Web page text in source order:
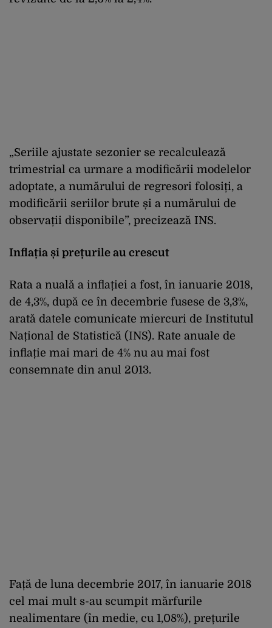
„Seriile ajustate sezonier se recalculează
trimestrial ca urmare a modificării modelelor
adoptate, a numărului de regresori folosiți, a
modificării seriilor brute și a numărului de
observații disponibile”, precizează INS.
Inflația și prețurile au crescut
Rata a nuală a inflației a fost, în ianuarie 2018,
de 4,3%, după ce în decembrie fusese de 3,3%,
arată datele comunicate miercuri de Institutul
Național de Statistică (INS). Rate anuale de
inflație mai mari de 4% nu au mai fost
consemnate din anul 2013.
Față de luna decembrie 2017, în ianuarie 2018
cel mai mult s-au scumpit mărfurile
nealimentare (în medie, cu 1,08%), prețurile